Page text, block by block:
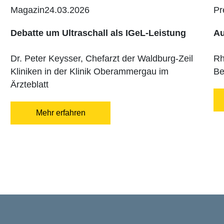
Magazin24.03.2026
Debatte um Ultraschall als IGeL-Leistung
Dr. Peter Keysser, Chefarzt der Waldburg-Zeil
Kliniken in der Klinik Oberammergau im
Ärzteblatt
Mehr erfahren